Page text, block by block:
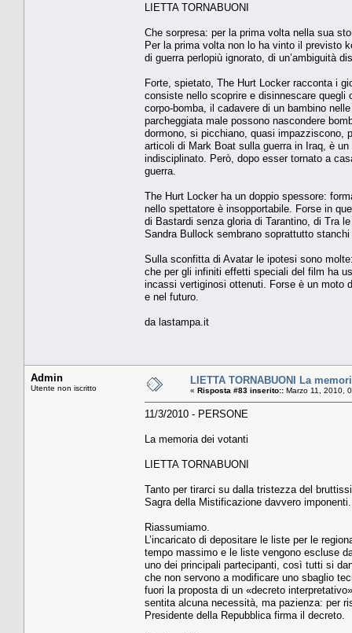
LIETTA TORNABUONI
Che sorpresa: per la prima volta nella sua
Per la prima volta non lo ha vinto il previsto
di guerra perlopiù ignorato, di un’ambiguità
Forte, spietato, The Hurt Locker racconta i
consiste nello scoprire e disinnescare quegli
corpo-bomba, il cadavere di un bambino
parcheggiata male possono nascondere
dormono, si picchiano, quasi impazziscono,
articoli di Mark Boat sulla guerra in Iraq, è
indisciplinato. Però, dopo esser tornato a
guerra.
The Hurt Locker ha un doppio spessore:
nello spettatore è insopportabile. Forse in
di Bastardi senza gloria di Tarantino, di Tra
Sandra Bullock sembrano soprattutto
Sulla sconfitta di Avatar le ipotesi sono
che per gli infiniti effetti speciali del film ha
incassi vertiginosi ottenuti. Forse è un moto
e nel futuro.
da lastampa.it
Admin
Utente non iscritto
LIETTA TORNABUONI La
« Risposta #83 inserito:: Marzo 11, 2010,
11/3/2010 - PERSONE
La memoria dei votanti
LIETTA TORNABUONI
Tanto per tirarci su dalla tristezza del
Sagra della Mistificazione davvero
Riassumiamo.
L’incaricato di depositare le liste per le
tempo massimo e le liste vengono escluse
uno dei principali partecipanti, così tutti si
che non servono a modificare uno sbaglio
fuori la proposta di un «decreto
sentita alcuna necessità, ma pazienza: per
Presidente della Repubblica firma il decreto.